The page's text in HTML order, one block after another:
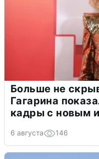
Больше не
Гагарина
кадры с новым
6 августа 146